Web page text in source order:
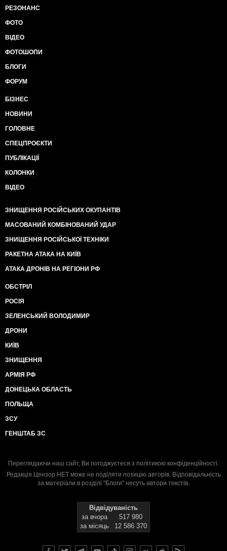
РЕЗОНАНС
ФОТО
ВІДЕО
ФОТОШОПИ
БЛОГИ
ФОРУМ
БІЗНЕС
НОВИНИ
ГОЛОВНЕ
СПЕЦПРОЄКТИ
ПУБЛІКАЦІЇ
КОЛОНКИ
ВІДЕО
ЗНИЩЕННЯ РОСІЙСЬКИХ ОКУПАНТІВ
МАСОВАНИЙ КОМБІНОВАНИЙ УДАР
ЗНИЩЕННЯ РОСІЙСЬКОЇ ТЕХНІКИ
РАКЕТНА АТАКА НА КИЇВ
АТАКА ДРОНІВ НА РЕГІОНИ РФ
ОБСТРІЛ
РОСІЯ
ЗЕЛЕНСЬКИЙ ВОЛОДИМИР
ДРОНИ
КИЇВ
ЗНИЩЕННЯ
АРМІЯ РФ
ДОНЕЦЬКА ОБЛАСТЬ
ПОЛЬЩА
ЗСУ
ГЕНШТАБ ЗС
Переглядаючи наш сайт, Ви погоджуєтеся з політикою конфіденційності.
Редакція Цензор.НЕТ може не поділяти позицію авторів. Відповідальність
за матеріали в розділі "Блоги" несуть автори текстів.
Відвідуваність
за вчора
517 980
за місяць
12 586 370